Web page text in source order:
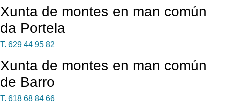
Xunta de montes en man común
da Portela
T. 629 44 95 82
Xunta de montes en man común
de Barro
T. 618 68 84 66